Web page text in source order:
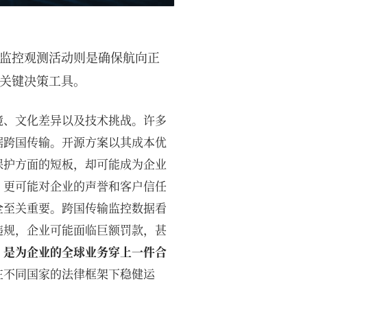
控观测活动则是确保航向正
键决策工具。
文化差异以及技术挑战。许多
国传输。开源方案以其成本优
方面的短板，却可能成为企业
可能对企业的声誉和客户信任
关重要。跨国传输监控数据看
，企业可能面临巨额罚款，甚
为企业的全球业务穿上一件合
同国家的法律框架下稳健运